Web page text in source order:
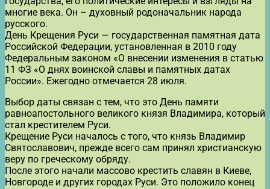
многие века. Он – духовный родоначальник народа
русского.
День Крещения Руси — государственная памятная дата
Российской Федерации, установленная в 2010 году
Федеральным законом «О внесении изменения в статью
11 ФЗ «О днях воинской славы и памятных датах
России». Ежегодно отмечается 28 июля.
Выбор даты связан с тем, что это День памяти
равноапостольного великого князя Владимира, который
стал крестителем Руси.
Крещение Руси началось с того, что князь Владимир
Святославович, прежде всего сам принял христианскую
веру по греческому обряду.
После этого начали массово крестить славян в Киеве,
Новгороде и других городах Руси. Это положило конец